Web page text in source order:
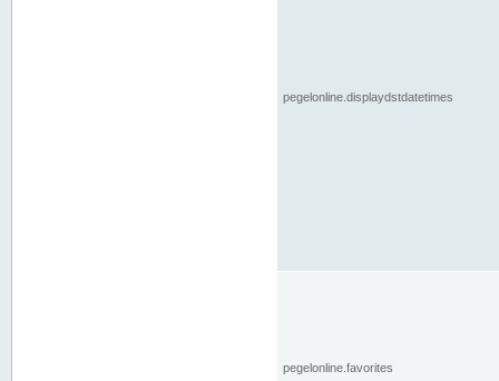
pegelonline.displaydstdatetimes
pegelonline.favorites